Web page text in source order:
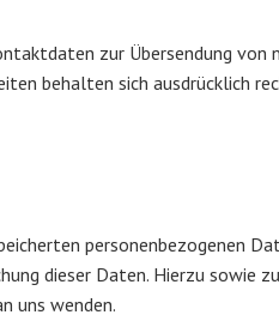
zur Übersendung von
behalten sich ausdrücklich
personenbezogenen
dieser Daten. Hierzu sowie
uns wenden.